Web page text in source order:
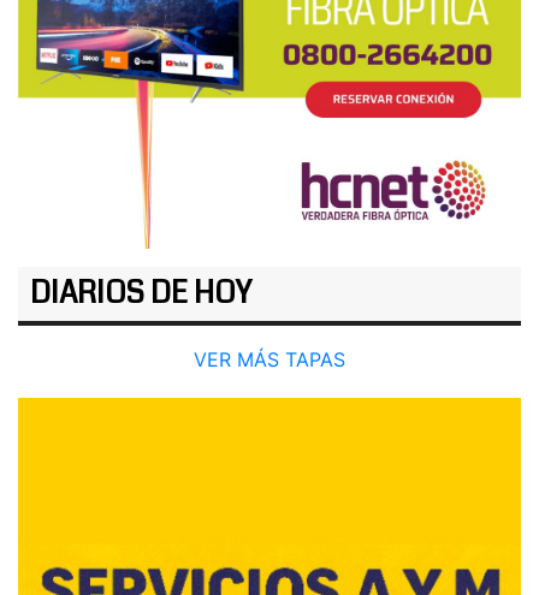
DIARIOS DE HOY
VER MÁS TAPAS